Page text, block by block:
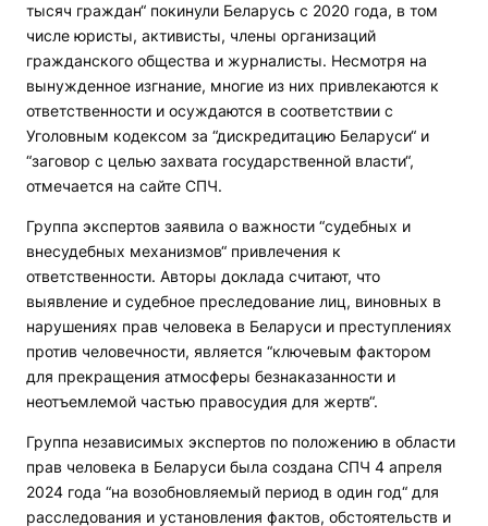
тысяч граждан“ покинули Беларусь с 2020 года, в том
числе юристы, активисты, члены организаций
гражданского общества и журналисты. Несмотря на
вынужденное изгнание, многие из них привлекаются к
ответственности и осуждаются в соответствии с
Уголовным кодексом за “дискредитацию Беларуси“ и
“заговор с целью захвата государственной власти“,
отмечается на сайте СПЧ.
Группа экспертов заявила о важности “судебных и
внесудебных механизмов“ привлечения к
ответственности. Авторы доклада считают, что
выявление и судебное преследование лиц, виновных в
нарушениях прав человека в Беларуси и преступлениях
против человечности, является “ключевым фактором
для прекращения атмосферы безнаказанности и
неотъемлемой частью правосудия для жертв“.
Группа независимых экспертов по положению в области
прав человека в Беларуси была создана СПЧ 4 апреля
2024 года “на возобновляемый период в один год“ для
расследования и установления фактов, обстоятельств и